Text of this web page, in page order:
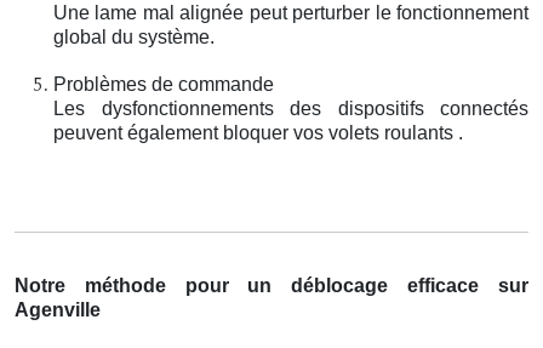
Une lame mal alignée peut perturber le fonctionnement
global du système.
Problèmes de commande
Les dysfonctionnements des dispositifs connectés
peuvent également bloquer vos volets roulants .
Notre méthode pour un déblocage efficace sur
Agenville